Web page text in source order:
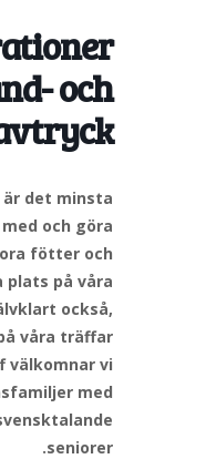
och
är det minsta
och göra
fötter och
på våra
också,
våra träffar.
välkomnar vi
med
seniorer.